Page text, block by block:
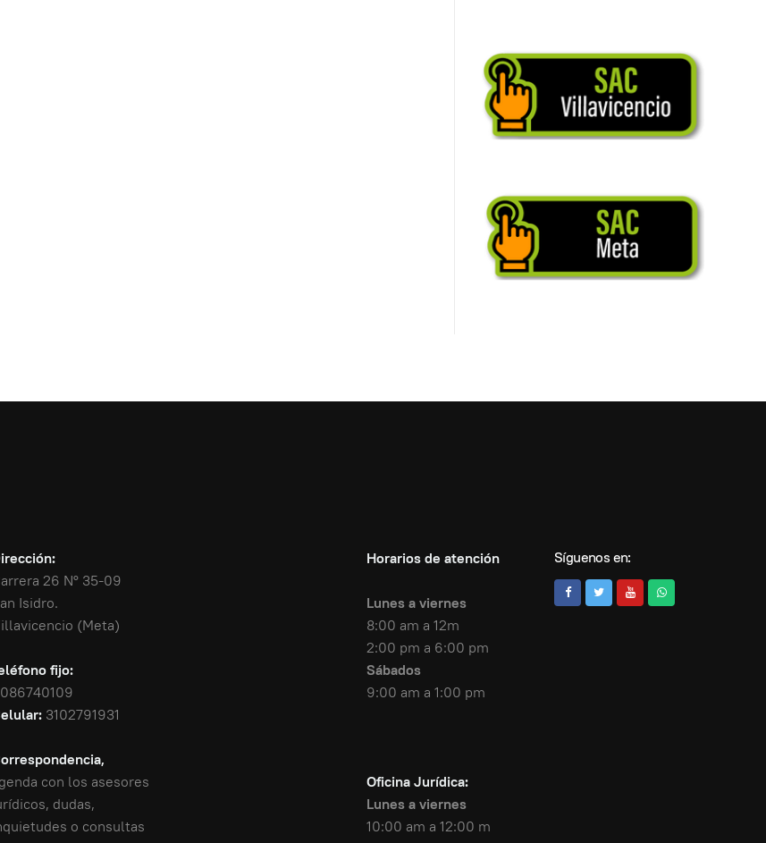
26 N° 35-09
Isidro.
(Meta)
fijo:
3102791931
con los asesores
dudas,
o consultas
Horarios de atención
Lunes a viernes
8:00 am a 12m
2:00 pm a 6:00 pm
Sábados
9:00 am a 1:00 pm
Oficina Jurídica:
Lunes a viernes
10:00 am a 12:00 m
Síguenos en: